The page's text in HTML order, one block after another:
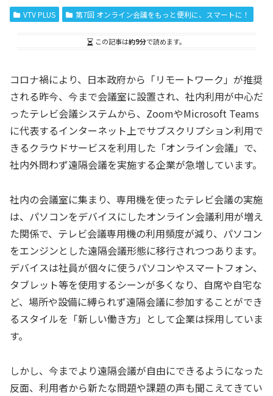
VTV PLUS 第7回 オンライン会議をもっと便利に、スマートに！
この記事は約9分で読めます。
コロナ禍により、日本政府から「リモートワーク」が推奨
される昨今、今まで会議室に設置され、社内利用が中心だ
ったテレビ会議システムから、ZoomやMicrosoft Teams
に代表するインターネット上でサブスクリプション利用で
きるクラウドサービスを利用した「オンライン会議」で、
社内外問わず遠隔会議を実施する企業が急増しています。
社内の会議室に集まり、専用機を使ったテレビ会議の実施
は、パソコンをデバイスにしたオンライン会議利用が増え
た関係で、テレビ会議専用機の利用頻度が減り、パソコン
をエンジンとした遠隔会議形態に移行されつつあります。
デバイスは社員が個々に使うパソコンやスマートフォン、
タブレット等を使用するシーンが多くなり、自席や自宅な
ど、場所や設備に縛られず遠隔会議に参加することができ
るスタイルを「新しい働き方」として企業は採用していま
す。
しかし、今までより遠隔会議が自由にできるようになった
反面、利用者から新たな問題や課題の声も聞こえてきてい